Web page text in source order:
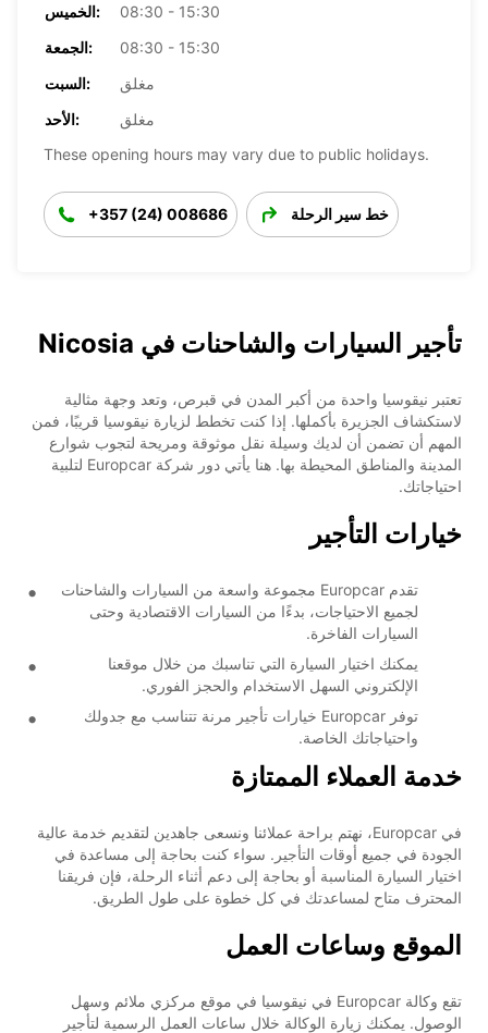
الخميس:
08:30 - 15:30
الجمعة:
08:30 - 15:30
السبت:
مغلق
الأحد:
مغلق
These opening hours may vary due to public holidays.
+357 (24) 008686 خط سير الرحلة
تأجير السيارات والشاحنات في Nicosia
تعتبر نيقوسيا واحدة من أكبر المدن في قبرص، وتعد وجهة مثالية
لاستكشاف الجزيرة بأكملها. إذا كنت تخطط لزيارة نيقوسيا قريبًا، فمن
المهم أن تضمن أن لديك وسيلة نقل موثوقة ومريحة لتجوب شوارع
المدينة والمناطق المحيطة بها. هنا يأتي دور شركة Europcar لتلبية
احتياجاتك.
خيارات التأجير
تقدم Europcar مجموعة واسعة من السيارات والشاحنات
لجميع الاحتياجات، بدءًا من السيارات الاقتصادية وحتى
السيارات الفاخرة.
يمكنك اختيار السيارة التي تناسبك من خلال موقعنا
الإلكتروني السهل الاستخدام والحجز الفوري.
توفر Europcar خيارات تأجير مرنة تتناسب مع جدولك
واحتياجاتك الخاصة.
خدمة العملاء الممتازة
في Europcar، نهتم براحة عملائنا ونسعى جاهدين لتقديم خدمة عالية
الجودة في جميع أوقات التأجير. سواء كنت بحاجة إلى مساعدة في
اختيار السيارة المناسبة أو بحاجة إلى دعم أثناء الرحلة، فإن فريقنا
المحترف متاح لمساعدتك في كل خطوة على طول الطريق.
الموقع وساعات العمل
تقع وكالة Europcar في نيقوسيا في موقع مركزي ملائم وسهل
الوصول. يمكنك زيارة الوكالة خلال ساعات العمل الرسمية لتأجير